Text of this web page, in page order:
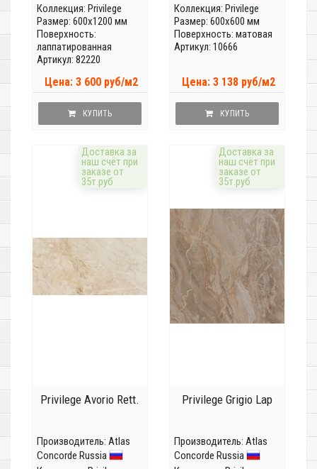
Коллекция: Privilege
Размер: 600x1200 мм
Поверхность:
лаппатированная
Артикул: 82220
Цена: 3 600 руб/м2
КУПИТЬ
Коллекция: Privilege
Размер: 600x600 мм
Поверхность: матовая
Артикул: 10666
Цена: 3 138 руб/м2
КУПИТЬ
Доставка за
наш счёт при
заказе от
35т.руб
Privilege Avorio Rett.
Производитель: Atlas
Concorde Russia
Доставка за
наш счёт при
заказе от
35т.руб
Privilege Grigio Lap
Производитель: Atlas
Concorde Russia